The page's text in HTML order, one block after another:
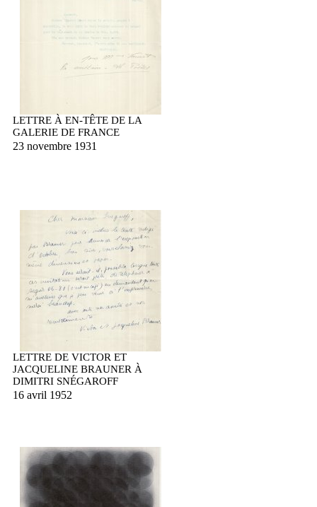
LETTRE À EN-TÊTE DE LA
GALERIE DE FRANCE
23 novembre 1931
LETTRE DE VICTOR ET
JACQUELINE BRAUNER À
DIMITRI SNÉGAROFF
16 avril 1952